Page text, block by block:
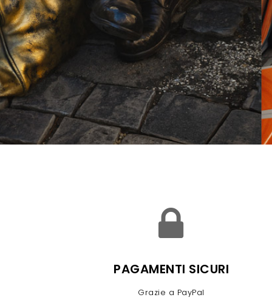
PAGAMENTI SICURI
Grazie a PayPal